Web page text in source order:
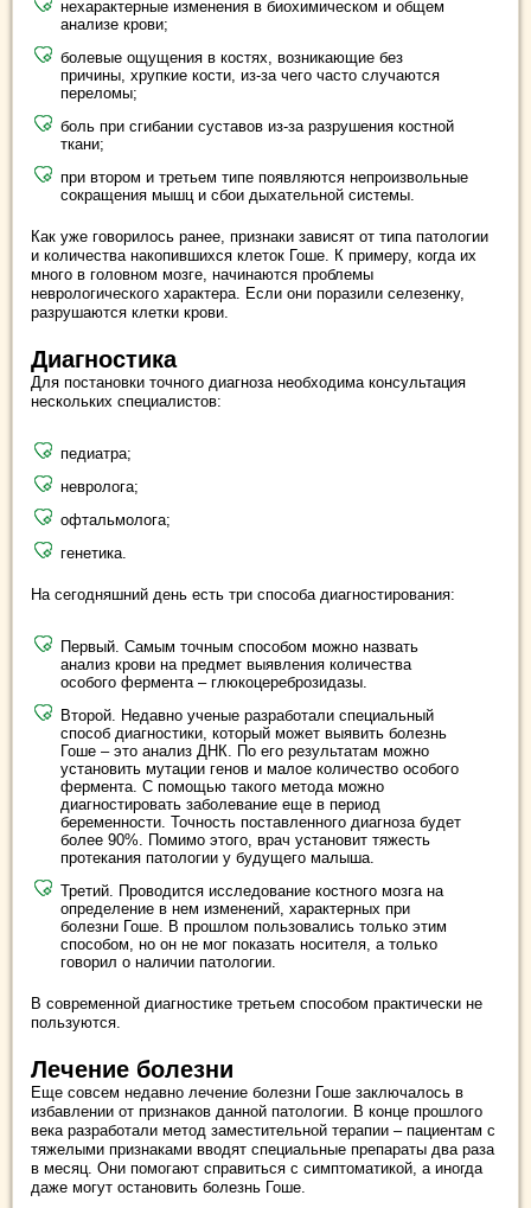
нехарактерные изменения в биохимическом и общем
анализе крови;
болевые ощущения в костях, возникающие без
причины, хрупкие кости, из-за чего часто случаются
переломы;
боль при сгибании суставов из-за разрушения костной
ткани;
при втором и третьем типе появляются непроизвольные
сокращения мышц и сбои дыхательной системы.
Как уже говорилось ранее, признаки зависят от типа патологии
и количества накопившихся клеток Гоше. К примеру, когда их
много в головном мозге, начинаются проблемы
неврологического характера. Если они поразили селезенку,
разрушаются клетки крови.
Диагностика
Для постановки точного диагноза необходима консультация
нескольких специалистов:
педиатра;
невролога;
офтальмолога;
генетика.
На сегодняшний день есть три способа диагностирования:
Первый. Самым точным способом можно назвать
анализ крови на предмет выявления количества
особого фермента – глюкоцереброзидазы.
Второй. Недавно ученые разработали специальный
способ диагностики, который может выявить болезнь
Гоше – это анализ ДНК. По его результатам можно
установить мутации генов и малое количество особого
фермента. С помощью такого метода можно
диагностировать заболевание еще в период
беременности. Точность поставленного диагноза будет
более 90%. Помимо этого, врач установит тяжесть
протекания патологии у будущего малыша.
Третий. Проводится исследование костного мозга на
определение в нем изменений, характерных при
болезни Гоше. В прошлом пользовались только этим
способом, но он не мог показать носителя, а только
говорил о наличии патологии.
В современной диагностике третьем способом практически не
пользуются.
Лечение болезни
Еще совсем недавно лечение болезни Гоше заключалось в
избавлении от признаков данной патологии. В конце прошлого
века разработали метод заместительной терапии – пациентам с
тяжелыми признаками вводят специальные препараты два раза
в месяц. Они помогают справиться с симптоматикой, а иногда
даже могут остановить болезнь Гоше.